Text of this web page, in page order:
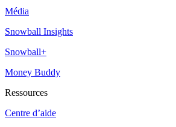
Média
Snowball Insights
Snowball+
Money Buddy
Ressources
Centre d’aide